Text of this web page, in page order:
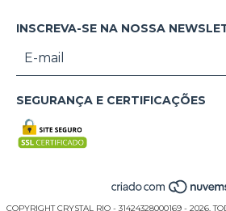
INSCREVA-SE NA NOSSA
SEGURANÇA E CERTIFICAÇÕES
COPYRIGHT CRYSTAL RIO - 31424328000169 - 2026.